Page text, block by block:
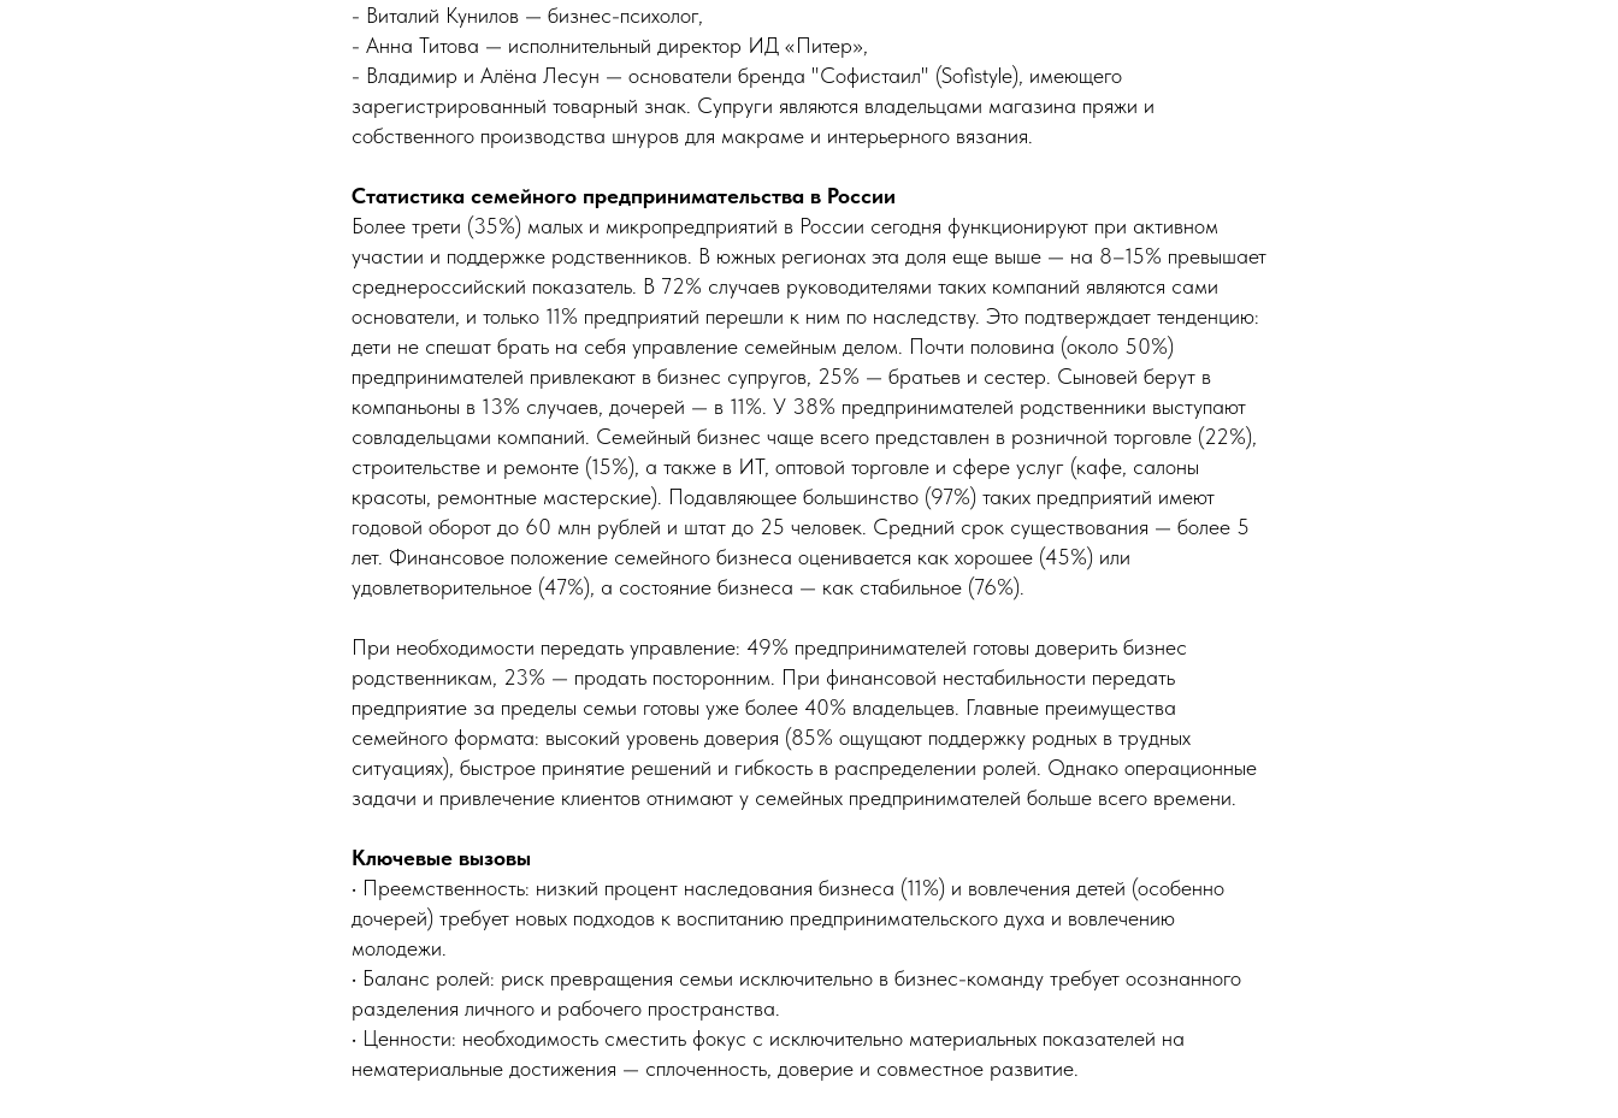
- Виталий Кунилов — бизнес-психолог,
- Анна Титова — исполнительный директор ИД «Питер»,
- Владимир и Алёна Лесун — основатели бренда "Софистаил" (Sofistyle), имеющего
зарегистрированный товарный знак. Супруги являются владельцами магазина пряжи и
собственного производства шнуров для макраме и интерьерного вязания.
Статистика семейного предпринимательства в России
Более трети (35%) малых и микропредприятий в России сегодня функционируют при активном
участии и поддержке родственников. В южных регионах эта доля еще выше — на 8–15% превышает
среднероссийский показатель. В 72% случаев руководителями таких компаний являются сами
основатели, и только 11% предприятий перешли к ним по наследству. Это подтверждает тенденцию:
дети не спешат брать на себя управление семейным делом. Почти половина (около 50%)
предпринимателей привлекают в бизнес супругов, 25% — братьев и сестер. Сыновей берут в
компаньоны в 13% случаев, дочерей — в 11%. У 38% предпринимателей родственники выступают
совладельцами компаний. Семейный бизнес чаще всего представлен в розничной торговле (22%),
строительстве и ремонте (15%), а также в ИТ, оптовой торговле и сфере услуг (кафе, салоны
красоты, ремонтные мастерские). Подавляющее большинство (97%) таких предприятий имеют
годовой оборот до 60 млн рублей и штат до 25 человек. Средний срок существования — более 5
лет. Финансовое положение семейного бизнеса оценивается как хорошее (45%) или
удовлетворительное (47%), а состояние бизнеса — как стабильное (76%).
При необходимости передать управление: 49% предпринимателей готовы доверить бизнес
родственникам, 23% — продать посторонним. При финансовой нестабильности передать
предприятие за пределы семьи готовы уже более 40% владельцев. Главные преимущества
семейного формата: высокий уровень доверия (85% ощущают поддержку родных в трудных
ситуациях), быстрое принятие решений и гибкость в распределении ролей. Однако операционные
задачи и привлечение клиентов отнимают у семейных предпринимателей больше всего времени.
Ключевые вызовы
• Преемственность: низкий процент наследования бизнеса (11%) и вовлечения детей (особенно
дочерей) требует новых подходов к воспитанию предпринимательского духа и вовлечению
молодежи.
• Баланс ролей: риск превращения семьи исключительно в бизнес-команду требует осознанного
разделения личного и рабочего пространства.
• Ценности: необходимость сместить фокус с исключительно материальных показателей на
нематериальные достижения — сплоченность, доверие и совместное развитие.